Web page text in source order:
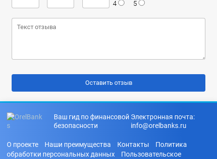
4
5
Ваш гид по финансовой
безопасности
Электронная почта:
info@orelbanks.ru
О проекте Наши преимущества Контакты
Политика
обработки персональных данных
Пользовательское